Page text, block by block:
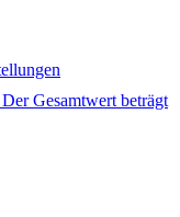
Gesamtwert beträgt